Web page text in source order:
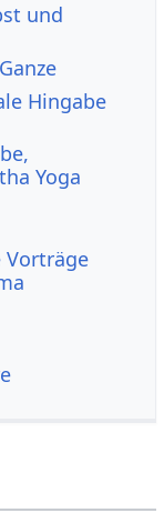
und
Hingabe
Yoga
Vorträge